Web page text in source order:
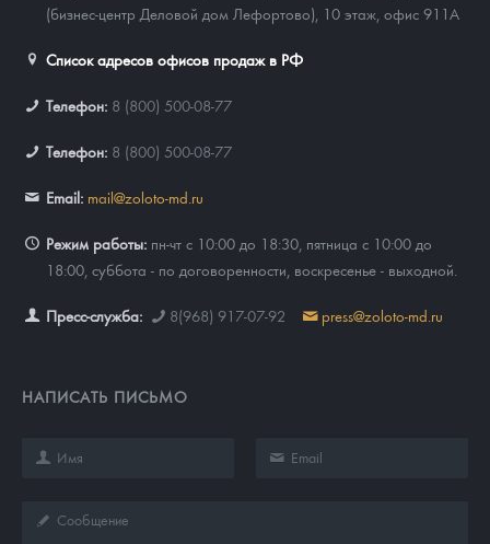
(бизнес-центр Деловой дом Лефортово), 10 этаж, офис 911А
Список адресов офисов продаж в РФ
Телефон: 8 (800) 500-08-77
Телефон: 8 (800) 500-08-77
Email: mail@zoloto-md.ru
Режим работы: пн-чт с 10:00 до 18:30, пятница с 10:00 до
18:00, суббота - по договоренности, воскресенье - выходной.
Пресс-служба: 8(968) 917-07-92 press@zoloto-md.ru
НАПИСАТЬ ПИСЬМО